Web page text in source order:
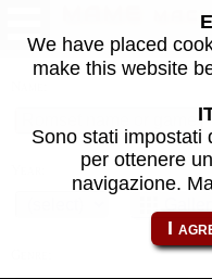
MAME
We have placed
make this website
Sono stati impostati
per ottenere
navigazione.